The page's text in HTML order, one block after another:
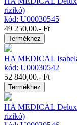
rizikó)
kód: U00030545
49 250,00.- Ft
Termékhez
HA MEDICAL
kód: U00030542
52 840,00.- Ft
Termékhez
HA MEDICAL Delux
rizikó)